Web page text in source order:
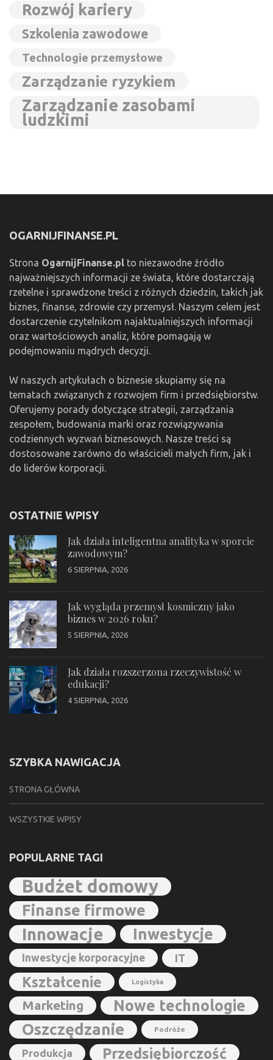
Rozwój kariery
Szkolenia zawodowe
Technologie przemysłowe
Zarządzanie ryzykiem
Zarządzanie zasobami
ludzkimi
OGARNIJFINANSE.PL
Strona OgarnijFinanse.pl to niezawodne źródło
najważniejszych informacji ze świata, które dostarczają
rzetelne i sprawdzone treści z różnych dziedzin, takich jak
biznes, finanse, zdrowie czy przemysł. Naszym celem jest
dostarczenie czytelnikom najaktualniejszych informacji
oraz wartościowych analiz, które pomagają w
podejmowaniu mądrych decyzji.
W naszych artykułach o biznesie skupiamy się na
tematach związanych z rozwojem firm i przedsiębiorstw.
Oferujemy porady dotyczące strategii, zarządzania
zespołem, budowania marki oraz rozwiązywania
codziennych wyzwań biznesowych. Nasze treści są
dostosowane zarówno do właścicieli małych firm, jak i
do liderów korporacji.
OSTATNIE WPISY
Jak działa inteligentna analityka w sporcie
zawodowym?
6 SIERPNIA, 2026
Jak wygląda przemysł kosmiczny jako
biznes w 2026 roku?
5 SIERPNIA, 2026
Jak działa rozszerzona rzeczywistość w
edukacji?
4 SIERPNIA, 2026
SZYBKA NAWIGACJA
STRONA GŁÓWNA
WSZYSTKIE WPISY
POPULARNE TAGI
Budżet domowy
Finanse firmowe
Innowacje Inwestycje
Inwestycje korporacyjne IT
Kształcenie Logistyka
Marketing Nowe technologie
Oszczędzanie Podróże
Produkcja Przedsiębiorczość